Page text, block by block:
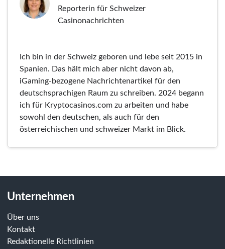
Reporterin für Schweizer
Casinonachrichten
Ich bin in der Schweiz geboren und lebe seit 2015 in
Spanien. Das hält mich aber nicht davon ab,
iGaming-bezogene Nachrichtenartikel für den
deutschsprachigen Raum zu schreiben. 2024 begann
ich für Kryptocasinos.com zu arbeiten und habe
sowohl den deutschen, als auch für den
österreichischen und schweizer Markt im Blick.
Unternehmen
Über uns
Kontakt
Redaktionelle Richtlinien